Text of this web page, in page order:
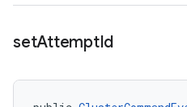
setAttemptId